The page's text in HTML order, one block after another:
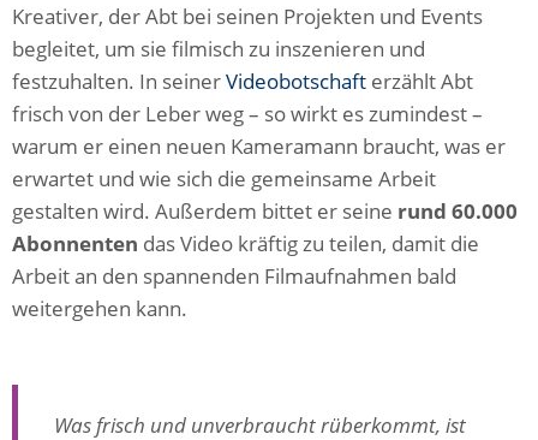
Kreativer, der Abt bei seinen Projekten und Events
begleitet, um sie filmisch zu inszenieren und
festzuhalten. In seinerVideobotschaft erzählt Abt
frisch von der Leber weg – so wirkt es zumindest –
warum er einen neuen Kameramann braucht, was er
erwartet und wie sich die gemeinsame Arbeit
gestalten wird. Außerdem bittet er seine rund 60.000
Abonnenten das Video kräftig zu teilen, damit die
Arbeit an den spannenden Filmaufnahmen bald
weitergehen kann.
Was frisch und unverbraucht rüberkommt, ist